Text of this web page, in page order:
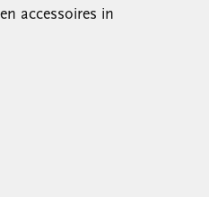
accessoires in